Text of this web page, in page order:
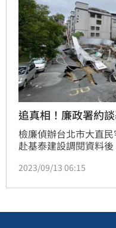
追真相！廉政署約
檢廉偵辦台北市大直
赴基泰建設調閱資料
人身分說明包括案發前
2023/09/13 06:15